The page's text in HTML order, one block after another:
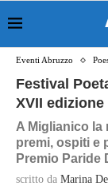
Eventi Abruzzo
Festival
XVII
A Miglianico la
premi, ospiti e
Premio Paride
scritto da Marina